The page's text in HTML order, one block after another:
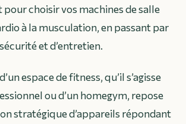
choisir vos machines de salle
à la musculation, en passant par
et d’entretien.
espace de fitness, qu’il s’agisse
ou d’un homegym, repose
stratégique d’appareils répondant